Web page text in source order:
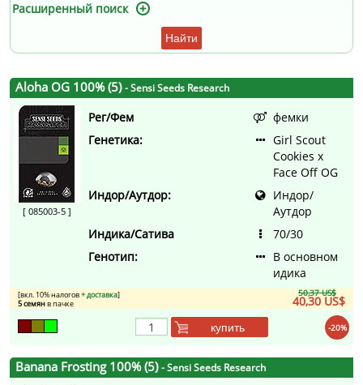
Расширенный поиск
Найти
Aloha OG 100% (5)- Sensi Seeds Research
[ 085003-5 ]
Рег/Фем
фемки
Генетика:
Girl Scout
Cookies x
Face Off OG
Индор/Аутдор:
Индор/
Аутдор
Индика/Сатива
70/30
Генотип:
В основном
идика
50,37 US$
40,30 US$
[вкл. 10% налогов+ доставка]
5 семянв пачке
-20%
купить
Banana Frosting 100% (5)- Sensi Seeds Research